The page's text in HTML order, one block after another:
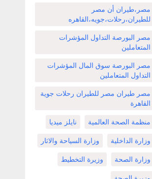
مصر،طيران أن مصر
للطيران،رحلات،جويه،القاهره
مصر البورصة التداول المؤشرات
المتعاملين
مصر البورصة سوق المال المؤشرات
التداول المتعاملين
مصر طيران مصر للطيران رحلات جوية
القاهرة
منظمة الصحة العالمية نايلز ميديا
وزارة الداخلية وزارة السياحة والاثار
وزارة الصحة وزيرة التخطيط